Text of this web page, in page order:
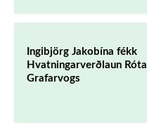
Ingibjörg Jakobína fékk
Hvatningarverðlaun
Grafarvogs